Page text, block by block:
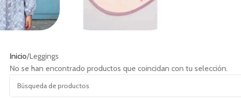
Inicio Leggings
No se han encontrado productos que coincidan con tu selección.